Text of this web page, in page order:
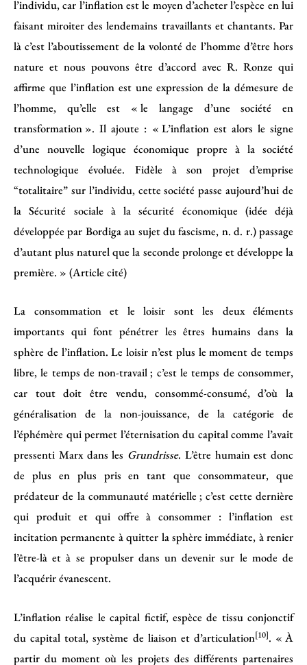
l’individu, car l’inflation est le moyen d’acheter l’espèce en lui
faisant miroiter des lendemains travaillants et chantants. Par
là c’est l’aboutissement de la volonté de l’homme d’être hors
nature et nous pouvons être d’accord avec R. Ronze qui
affirme que l’inflation est une expression de la démesure de
l’homme, qu’elle est « le langage d’une société en
transformation ». Il ajoute : « L’inflation est alors le signe
d’une nouvelle logique économique propre à la société
technologique évoluée. Fidèle à son projet d’emprise
“totalitaire” sur l’individu, cette société passe aujourd’hui de
la Sécurité sociale à la sécurité économique (idée déjà
développée par Bordiga au sujet du fascisme, n. d. r.) passage
d’autant plus naturel que la seconde prolonge et développe la
première. » (Article cité)
La consommation et le loisir sont les deux éléments
importants qui font pénétrer les êtres humains dans la
sphère de l’inflation. Le loisir n’est plus le moment de temps
libre, le temps de non-travail ; c’est le temps de consommer,
car tout doit être vendu, consommé-consumé, d’où la
généralisation de la non-jouissance, de la catégorie de
l’éphémère qui permet l’éternisation du capital comme l’avait
pressenti Marx dans les Grundrisse. L’être humain est donc
de plus en plus pris en tant que consommateur, que
prédateur de la communauté matérielle ; c’est cette dernière
qui produit et qui offre à consommer : l’inflation est
incitation permanente à quitter la sphère immédiate, à renier
l’être-là et à se propulser dans un devenir sur le mode de
l’acquérir évanescent.
L’inflation réalise le capital fictif, espèce de tissu conjonctif
du capital total, système de liaison et d’articulation[10]. « À
partir du moment où les projets des différents partenaires